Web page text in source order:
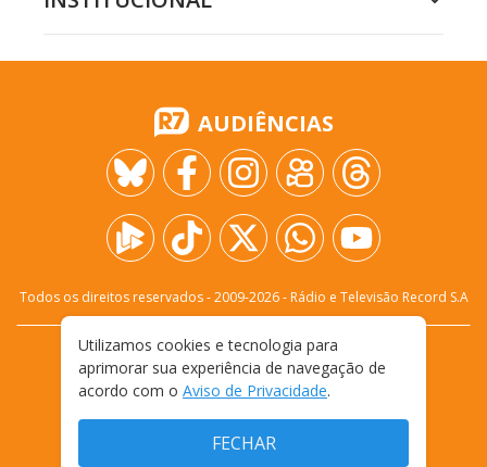
AUDIÊNCIAS
Todos os direitos reservados - 2009-2026- Rádio e Televisão Record S.A
FALE CONOSCO
PRIVACIDADE
TERMOS E CONDIÇÕES DE USO
Utilizamos cookies e tecnologia para
aprimorar sua experiência de navegação de
acordo com o Aviso de Privacidade.
FECHAR